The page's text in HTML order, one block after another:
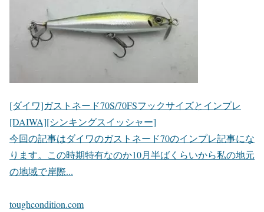
[ダイワ]ガストネード70S/70FSフックサイズとインプレ
[DAIWA][シンキングスイッシャー]
今回の記事はダイワのガストネード70のインプレ記事にな
ります。この時期特有なのか10月半ばくらいから私の地元
の地域で岸際...
toughcondition.com